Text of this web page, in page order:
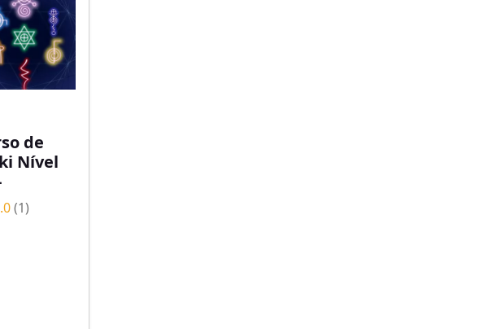
de
Nível
(1)